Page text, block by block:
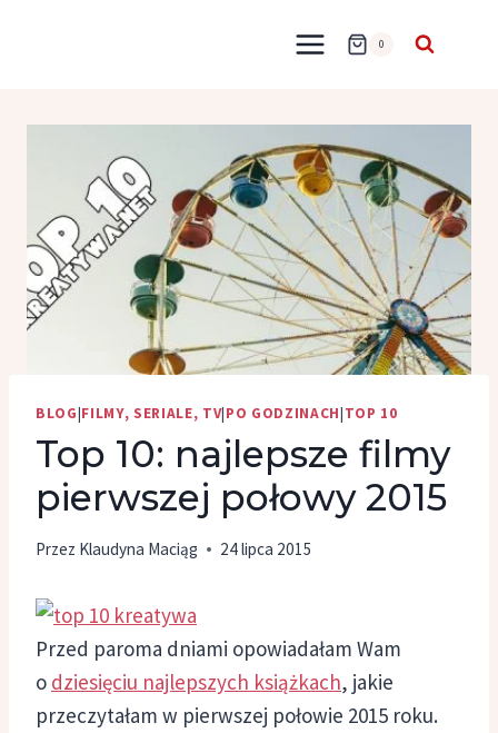
0
BLOG|FILMY, SERIALE, TV|PO GODZINACH|TOP 10
Top 10: najlepsze filmy
pierwszej połowy 2015
Przez Klaudyna Maciąg 24 lipca 2015
Przed paroma dniami opowiadałam Wam
o dziesięciu najlepszych książkach, jakie
przeczytałam w pierwszej połowie 2015 roku.